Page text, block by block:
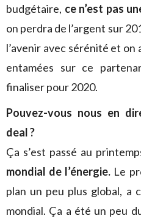
budgétaire, ce n’est pas
on perdra de l’argent sur
l’avenir avec sérénité et on
entamées sur ce
finaliser pour 2020.
Pouvez-vous nous en
deal ?
Ça s’est passé au
mondial de l’énergie. Le
plan un peu plus global, a
mondial. Ça a été un peu